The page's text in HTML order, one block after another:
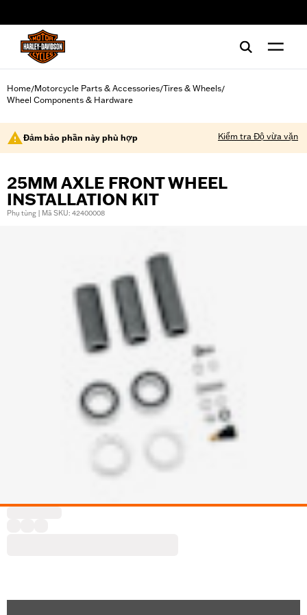
Home/Motorcycle Parts & Accessories/Tires & Wheels/
Wheel Components & Hardware
Đảm bảo phần này phù hợp Kiểm tra Độ vừa vặn
25MM AXLE FRONT WHEEL
INSTALLATION KIT
Phụ tùng | Mã SKU: 42400008